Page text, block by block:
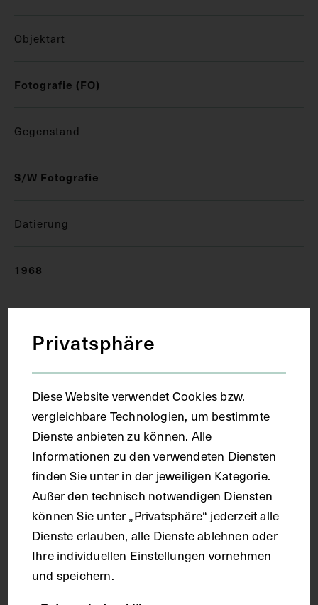
Objektart
Fotografie (FO)
Gegenstand
S/W Fotografie
Datierung
1968
Material
Papier
Technik
Privatsphäre
Diese Website verwendet Cookies bzw.
vergleichbare Technologien, um bestimmte
Dienste anbieten zu können. Alle
Informationen zu den verwendeten Diensten
finden Sie unter in der jeweiligen Kategorie.
Außer den technisch notwendigen Diensten
können Sie unter „Privatsphäre“ jederzeit alle
Dienste erlauben, alle Dienste ablehnen oder
Ihre individuellen Einstellungen vornehmen
und speichern.